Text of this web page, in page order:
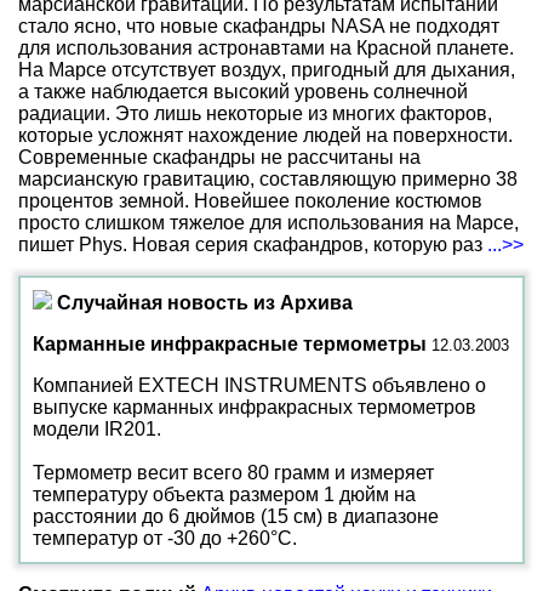
марсианской гравитации. По результатам испытаний
стало ясно, что новые скафандры NASA не подходят
для использования астронавтами на Красной планете.
На Марсе отсутствует воздух, пригодный для дыхания,
а также наблюдается высокий уровень солнечной
радиации. Это лишь некоторые из многих факторов,
которые усложнят нахождение людей на поверхности.
Современные скафандры не рассчитаны на
марсианскую гравитацию, составляющую примерно 38
процентов земной. Новейшее поколение костюмов
просто слишком тяжелое для использования на Марсе,
пишет Phys. Новая серия скафандров, которую раз ...>>
Случайная новость из Архива
Карманные инфракрасные термометры 12.03.2003
Компанией EXTECH INSTRUMENTS объявлено о
выпуске карманных инфракрасных термометров
модели IR201.
Термометр весит всего 80 грамм и измеряет
температуру объекта размером 1 дюйм на
расстоянии до 6 дюймов (15 см) в диапазоне
температур от -30 до +260°С.